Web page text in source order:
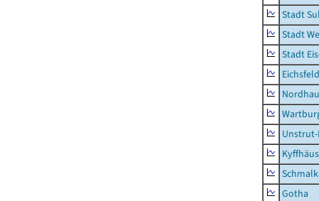
Stadt
Stadt
Stadt
Eichsfeld
Gotha